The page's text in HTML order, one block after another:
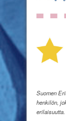
Suomen
henkilön,
erilaisuutta.